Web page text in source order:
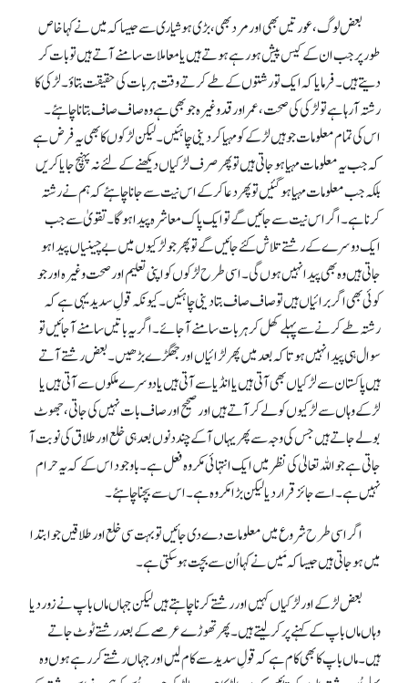
بعض لوگ، عورتیں بھی اور مرد بھی، بڑی ہوشیاری سے جیسا کہ میں نے کہا خاص
طور پر جب ان کے کیس پیش ہو رہے ہوتے ہیں یا معاملات سامنے آتے ہیں تو بات کر
دیتے ہیں۔ فرمایا کہ ایک تو رشتوں کے طے کرتے وقت ہر بات کی حقیقت بتاؤ۔ لڑکی کا
رشتہ آ رہا ہے تو لڑکی کی صحت، عمر اور قد وغیرہ جو بھی ہے وہ صاف صاف بتانا چاہئے۔
اس کی تمام معلومات جو ہیں لڑکے کو مہیا کر دینی چاہئیں۔ لیکن لڑکوں کا بھی یہ فرض ہے
کہ جب یہ معلومات مہیا ہو جاتی ہیں تو پھر صرف لڑکیاں دیکھنے کے لئے نہ پہنچ جایا کریں
بلکہ جب معلومات مہیا ہو گئیں تو پھر دعا کر کے اس نیت سے جانا چاہئے کہ ہم نے رشتہ
کرنا ہے۔ اگر اس نیت سے جائیں گے تو ایک پاک معاشرہ پیدا ہو گا۔ تقویٰ سے جب
ایک دوسرے کے رشتے تلاش کئے جائیں گے تو پھر جو لڑکیوں میں بے چینیاں پیدا ہو
جاتی ہیں وہ بھی پیدا نہیں ہوں گی۔ اسی طرح لڑکوں کو اپنی تعلیم اور صحت وغیرہ اور جو
کوئی بھی اگر برائیاں ہیں تو صاف صاف بتا دینی چاہئیں۔ کیونکہ قولِ سدید یہی ہے کہ
رشتہ طے کرنے سے پہلے کھل کر ہر بات سامنے آ جائے۔ اگر یہ باتیں سامنے آ جائیں تو
سوال ہی پیدا نہیں ہوتا کہ بعد میں پھر لڑائیاں اور جھگڑے بڑھیں۔ بعض رشتے آتے
ہیں پاکستان سے لڑکیاں بھی آتی ہیں یا انڈیا سے آتی ہیں یا دوسرے ملکوں سے آتی ہیں یا
لڑکے وہاں سے لڑکیوں کو لے کر آتے ہیں اور صحیح اور صاف بات نہیں کی جاتی، جھوٹ
بولے جاتے ہیں جس کی وجہ سے پھر یہاں آ کے چند دنوں بعد ہی خلع اور طلاق کی نوبت آ
جاتی ہے جو اللہ تعالیٰ کی نظر میں ایک انتہائی مکروہ فعل ہے۔ باوجود اس کے کہ یہ حرام
نہیں ہے۔ اسے جائز قرار دیا لیکن بڑا مکروہ ہے۔ اس سے بچنا چاہئے۔
اگر اسی طرح شروع میں معلومات دے دی جائیں تو بہت سی خلع اور طلاقیں جو ابتدا
میں ہو جاتی ہیں جیسا کہ مَیں نے کہا اُن سے بچت ہوسکتی ہے۔
بعض لڑکے اور لڑکیاں کہیں اور رشتے کرنا چاہتے ہیں لیکن جہاں ماں باپ نے زور دیا
وہاں ماں باپ کے کہنے پر کر لیتے ہیں۔ پھر تھوڑے عرصے کے بعد رشتے ٹوٹ جاتے
ہیں۔ ماں باپ کا بھی کام ہے کہ قولِ سدید سے کام لیں اور جہاں رشتے کر رہے ہوں وہ